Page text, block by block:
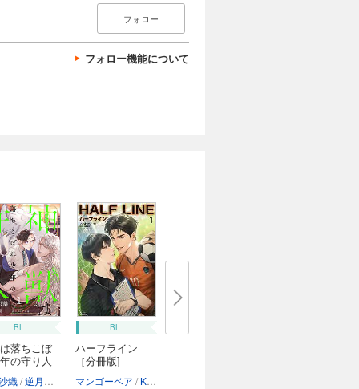
フォロー
フォロー機能について
BL
落ちこぼ
の守り人
織 逆月酒乱
BL
ハーフライン
［分冊版]
マンゴーベア Kanapy